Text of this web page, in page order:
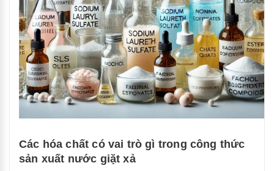
nhất
cho
bạn?”
Các hóa chất có vai trò gì trong công thức
sản xuất nước giặt xả